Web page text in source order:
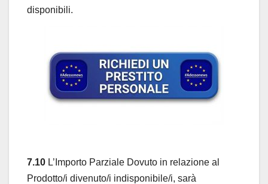
disponibili.
7.10 L’Importo Parziale Dovuto in relazione al
Prodotto/i divenuto/i indisponibile/i, sarà